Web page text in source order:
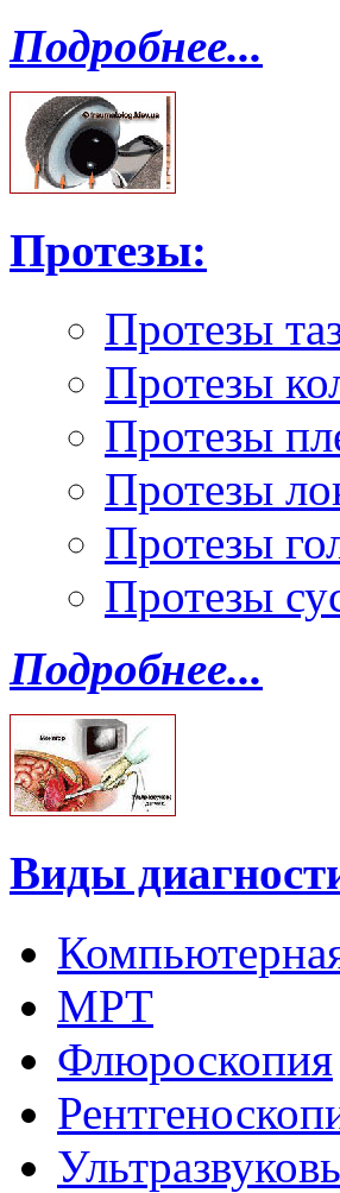
Подробнее...
Протезы:
Протезы
Протезы
Протезы
Протезы
Протезы
Протезы
Подробнее...
Виды
МРТ
Флюроскопия